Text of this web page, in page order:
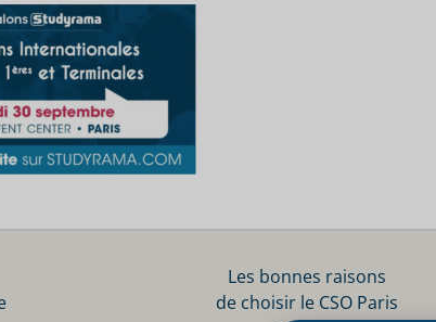
Les bonnes raisons
de choisir le CSO Paris